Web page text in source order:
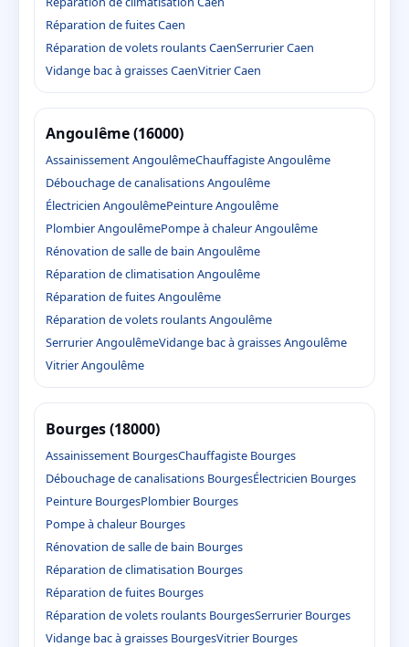
Réparation de fuites Caen
Réparation de volets roulants CaenSerrurier Caen
Vidange bac à graisses CaenVitrier Caen
Angoulême (16000)
Assainissement AngoulêmeChauffagiste Angoulême
Débouchage de canalisations Angoulême
Électricien AngoulêmePeinture Angoulême
Plombier AngoulêmePompe à chaleur Angoulême
Rénovation de salle de bain Angoulême
Réparation de climatisation Angoulême
Réparation de fuites Angoulême
Réparation de volets roulants Angoulême
Serrurier AngoulêmeVidange bac à graisses Angoulême
Vitrier Angoulême
Bourges (18000)
Assainissement BourgesChauffagiste Bourges
Débouchage de canalisations BourgesÉlectricien Bourges
Peinture BourgesPlombier Bourges
Pompe à chaleur Bourges
Rénovation de salle de bain Bourges
Réparation de climatisation Bourges
Réparation de fuites Bourges
Réparation de volets roulants BourgesSerrurier Bourges
Vidange bac à graisses BourgesVitrier Bourges